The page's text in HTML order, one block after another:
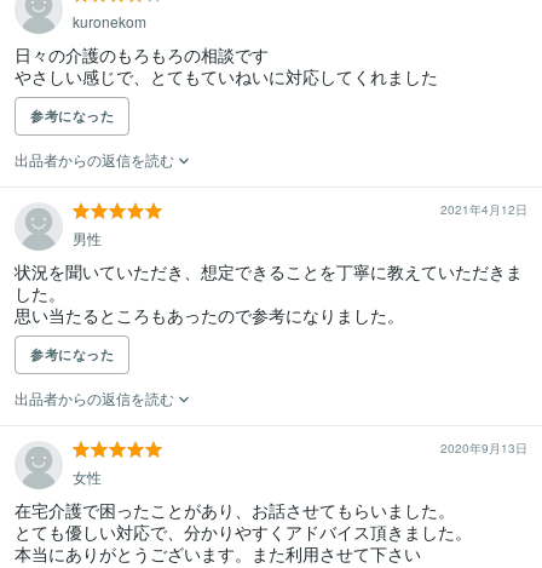
kuronekom
日々の介護のもろもろの相談です
やさしい感じで、とてもていねいに対応してくれました
参考になった
出品者からの返信を読む
2021年4月12日
男性
状況を聞いていただき、想定できることを丁寧に教えていただきま
した。
思い当たるところもあったので参考になりました。
参考になった
出品者からの返信を読む
2020年9月13日
女性
在宅介護で困ったことがあり、お話させてもらいました。
とても優しい対応で、分かりやすくアドバイス頂きました。
本当にありがとうございます。また利用させて下さい